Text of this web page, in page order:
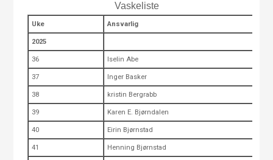
Vaskeliste
Uke Ansvarlig
2025
36 Iselin Abe
37 Inger Basker
38 kristin Bergrabb
39 Karen E. Bjørndalen
40 Eirin Bjørnstad
41 Henning Bjørnstad